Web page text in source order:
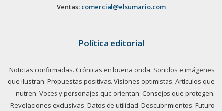
Ventas: comercial@elsumario.com
Política editorial
Noticias confirmadas. Crónicas en buena onda. Sonidos e imágenes
que ilustran. Propuestas positivas. Visiones optimistas. Artículos que
nutren. Voces y personajes que orientan. Consejos que protegen.
Revelaciones exclusivas. Datos de utilidad. Descubrimientos. Futuro